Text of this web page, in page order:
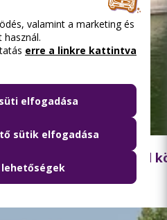
a Szabadság híd
valamint a marketing és
erre a linkre kattintva
elfogadása
sütik elfogadása
lehetőségek